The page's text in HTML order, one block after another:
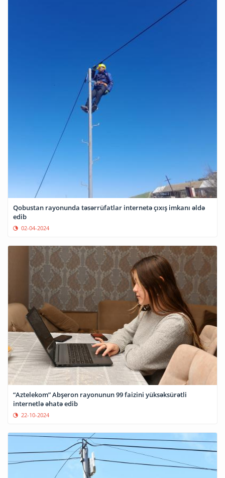
Qobustan rayonunda təsərrüfatlar internetə çıxış imkanı əldə
edib
02-04-2024
“Aztelekom” Abşeron rayonunun 99 faizini yüksəksürətli
internetlə əhatə edib
22-10-2024